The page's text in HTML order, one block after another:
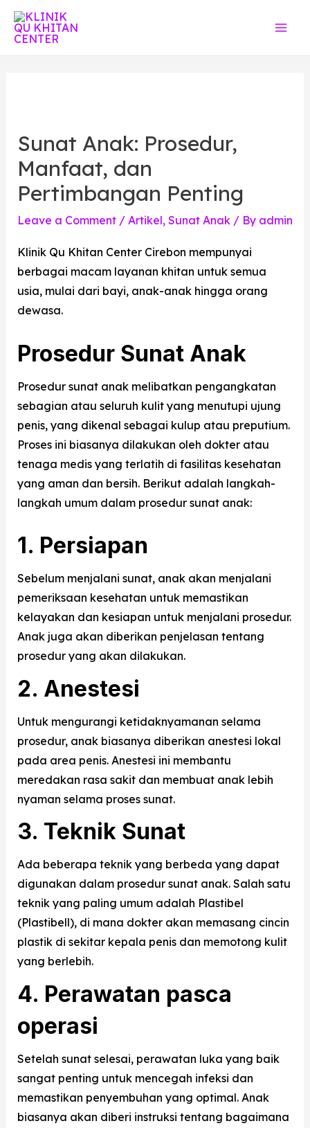
Sunat Anak: Prosedur,
Manfaat, dan
Pertimbangan Penting
Leave a Comment / Artikel, Sunat Anak/ By admin
Klinik Qu Khitan Center Cirebon mempunyai
berbagai macam layanan khitan untuk semua
usia, mulai dari bayi, anak-anak hingga orang
dewasa.
Prosedur Sunat Anak
Prosedur sunat anak melibatkan pengangkatan
sebagian atau seluruh kulit yang menutupi ujung
penis, yang dikenal sebagai kulup atau preputium.
Proses ini biasanya dilakukan oleh dokter atau
tenaga medis yang terlatih di fasilitas kesehatan
yang aman dan bersih. Berikut adalah langkah-
langkah umum dalam prosedur sunat anak:
1. Persiapan
Sebelum menjalani sunat, anak akan menjalani
pemeriksaan kesehatan untuk memastikan
kelayakan dan kesiapan untuk menjalani prosedur.
Anak juga akan diberikan penjelasan tentang
prosedur yang akan dilakukan.
2. Anestesi
Untuk mengurangi ketidaknyamanan selama
prosedur, anak biasanya diberikan anestesi lokal
pada area penis. Anestesi ini membantu
meredakan rasa sakit dan membuat anak lebih
nyaman selama proses sunat.
3. Teknik Sunat
Ada beberapa teknik yang berbeda yang dapat
digunakan dalam prosedur sunat anak. Salah satu
teknik yang paling umum adalah Plastibel
(Plastibell), di mana dokter akan memasang cincin
plastik di sekitar kepala penis dan memotong kulit
yang berlebih.
4. Perawatan pasca
operasi
Setelah sunat selesai, perawatan luka yang baik
sangat penting untuk mencegah infeksi dan
memastikan penyembuhan yang optimal. Anak
biasanya akan diberi instruksi tentang bagaimana